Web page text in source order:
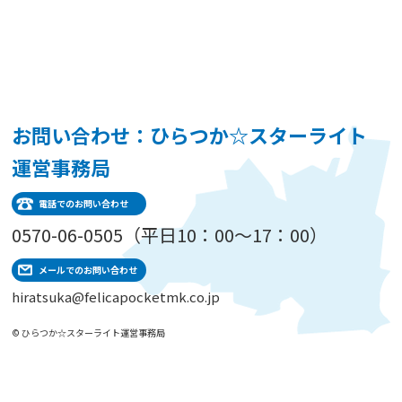
お問い合わせ：ひらつか☆スターライト
運営事務局
電話でのお問い合わせ
0570-06-0505（平日10：00～17：00）
メールでのお問い合わせ
hiratsuka@felicapocketmk.co.jp
© ひらつか☆スターライト運営事務局